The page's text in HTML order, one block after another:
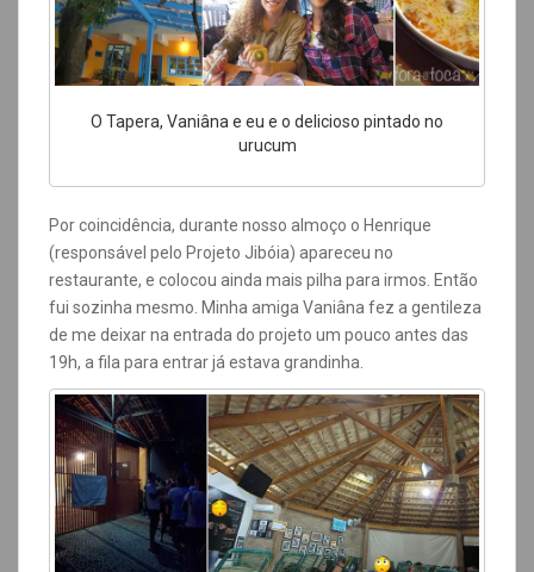
O Tapera, Vaniâna e eu e o delicioso pintado no
urucum
Por coincidência, durante nosso almoço o Henrique
(responsável pelo Projeto Jibóia) apareceu no
restaurante, e colocou ainda mais pilha para irmos. Então
fui sozinha mesmo. Minha amiga Vaniâna fez a gentileza
de me deixar na entrada do projeto um pouco antes das
19h, a fila para entrar já estava grandinha.